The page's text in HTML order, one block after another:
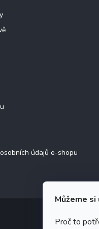
Můžeme
Proč to
údajů e-shopu